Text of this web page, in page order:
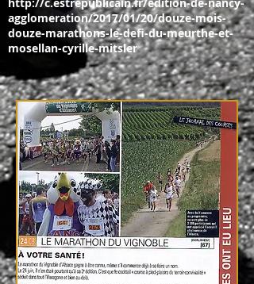
agglomeration/2017/01/20/douze-mois-
douze-marathons-le-defi-du-meurthe-et-
mosellan-cyrille-mitsler